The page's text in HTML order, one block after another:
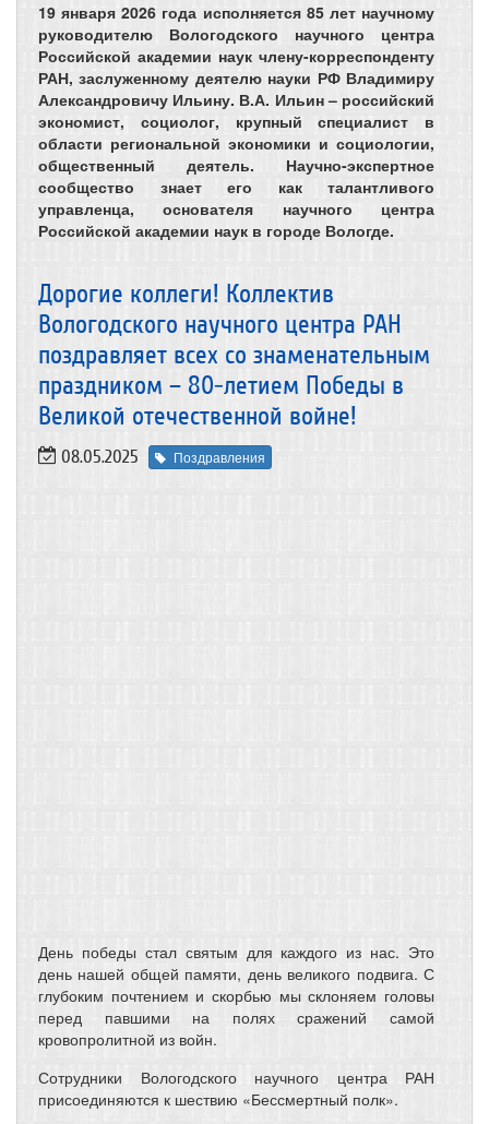
19 января 2026 года исполняется 85 лет научному
руководителю Вологодского научного центра
Российской академии наук члену-корреспонденту
РАН, заслуженному деятелю науки РФ Владимиру
Александровичу Ильину. В.А. Ильин – российский
экономист, социолог, крупный специалист в
области региональной экономики и социологии,
общественный деятель. Научно-экспертное
сообщество знает его как талантливого
управленца, основателя научного центра
Российской академии наук в городе Вологде.
Дорогие коллеги! Коллектив
Вологодского научного центра РАН
поздравляет всех со знаменательным
праздником – 80-летием Победы в
Великой отечественной войне!
08.05.2025 Поздравления
День победы стал святым для каждого из нас. Это
день нашей общей памяти, день великого подвига. С
глубоким почтением и скорбью мы склоняем головы
перед павшими на полях сражений самой
кровопролитной из войн.
Сотрудники Вологодского научного центра РАН
присоединяются к шествию «Бессмертный полк».